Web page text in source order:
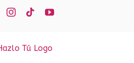
FacebookInstagram
TiktokYouTube